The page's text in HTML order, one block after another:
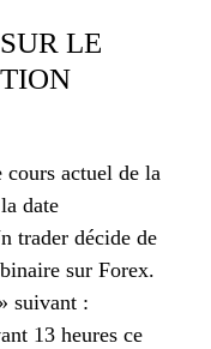
LE
cours actuel de la
date
trader décide de
sur Forex.
suivant :
13 heures ce